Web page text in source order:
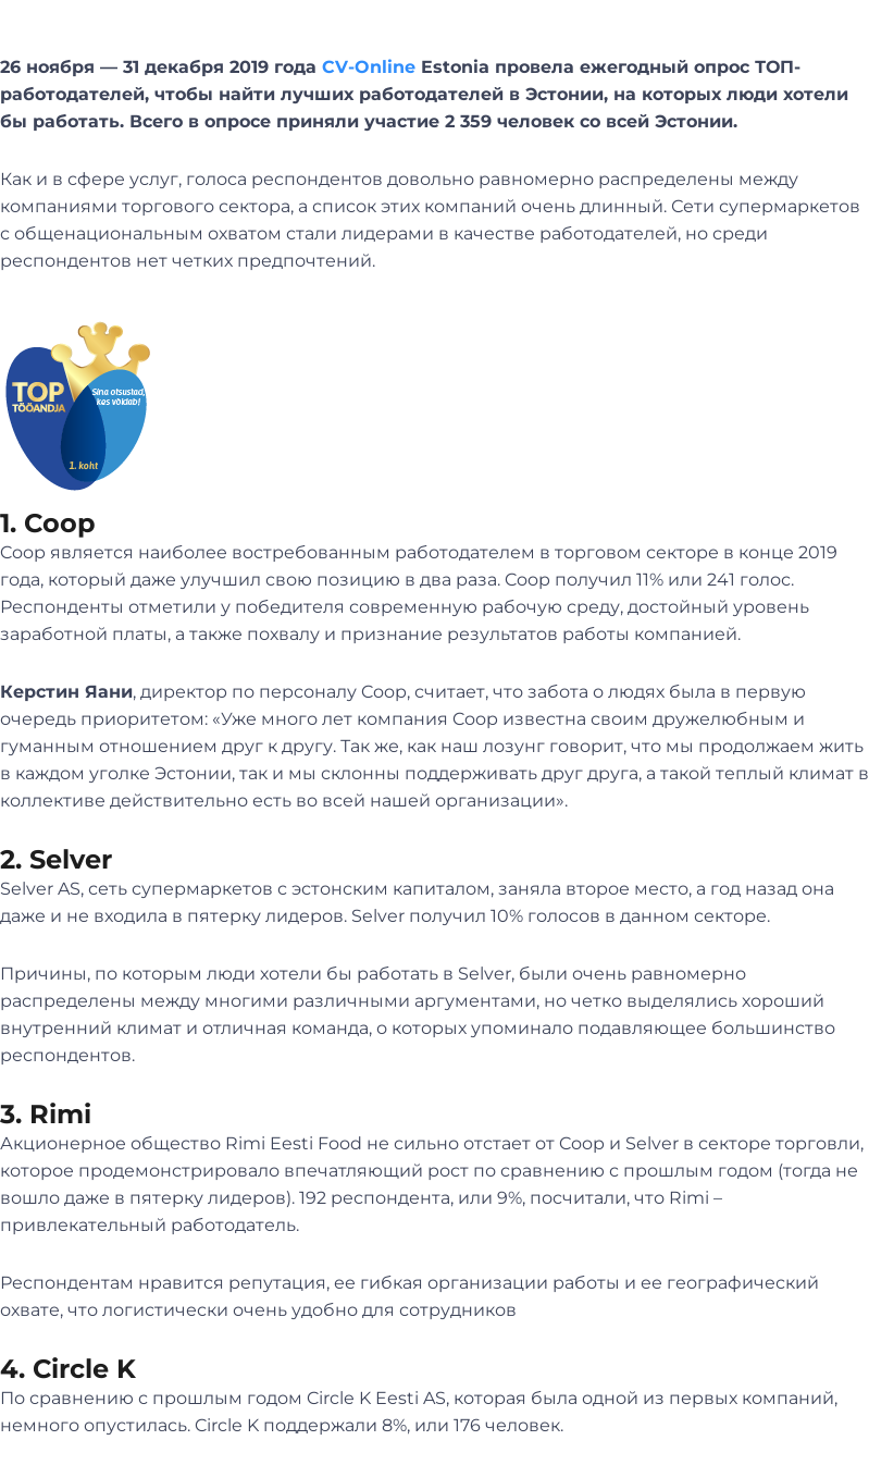
26 ноября — 31 декабря 2019 года CV-Online Estonia провела ежегодный опрос ТОП-
работодателей, чтобы найти лучших работодателей в Эстонии, на которых люди хотели
бы работать. Всего в опросе приняли участие 2 359 человек со всей Эстонии.
Как и в сфере услуг, голоса респондентов довольно равномерно распределены между
компаниями торгового сектора, а список этих компаний очень длинный. Сети супермаркетов
с общенациональным охватом стали лидерами в качестве работодателей, но среди
респондентов нет четких предпочтений.
1. Coop
Coop является наиболее востребованным работодателем в торговом секторе в конце 2019
года, который даже улучшил свою позицию в два раза. Coop получил 11% или 241 голос.
Респонденты отметили у победителя современную рабочую среду, достойный уровень
заработной платы, а также похвалу и признание результатов работы компанией.
Керстин Яани, директор по персоналу Coop, считает, что забота о людях была в первую
очередь приоритетом: «Уже много лет компания Coop известна своим дружелюбным и
гуманным отношением друг к другу. Так же, как наш лозунг говорит, что мы продолжаем жить
в каждом уголке Эстонии, так и мы склонны поддерживать друг друга, а такой теплый климат в
коллективе действительно есть во всей нашей организации».
2. Selver
Selver AS, сеть супермаркетов с эстонским капиталом, заняла второе место, а год назад она
даже и не входила в пятерку лидеров. Selver получил 10% голосов в данном секторе.
Причины, по которым люди хотели бы работать в Selver, были очень равномерно
распределены между многими различными аргументами, но четко выделялись хороший
внутренний климат и отличная команда, о которых упоминало подавляющее большинство
респондентов.
3. Rimi
Акционерное общество Rimi Eesti Food не сильно отстает от Coop и Selver в секторе торговли,
которое продемонстрировало впечатляющий рост по сравнению с прошлым годом (тогда не
вошло даже в пятерку лидеров). 192 респондента, или 9%, посчитали, что Rimi –
привлекательный работодатель.
Респондентам нравится репутация, ее гибкая организации работы и ее географический
охвате, что логистически очень удобно для сотрудников
4. Circle K
По сравнению с прошлым годом Circle K Eesti AS, которая была одной из первых компаний,
немного опустилась. Circle K поддержали 8%, или 176 человек.